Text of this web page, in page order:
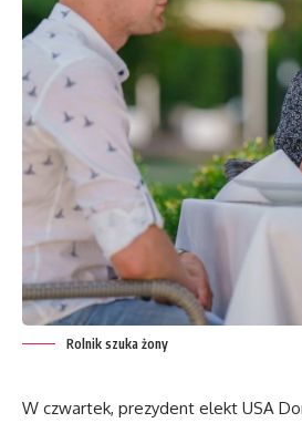
Rolnik szuka żony
W czwartek, prezydent elekt USA